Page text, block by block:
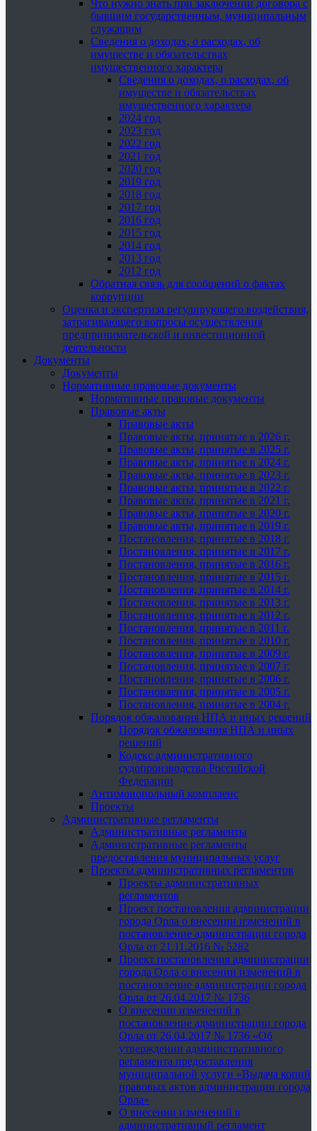
Что нужно знать при заключении договора с
бывшим государственным, муниципальным
служащим
Сведения о доходах, о расходах, об
имуществе и обязательствах
имущественного характера
Сведения о доходах, о расходах, об
имуществе и обязательствах
имущественного характера
2024 год
2023 год
2022 год
2021 год
2020 год
2019 год
2018 год
2017 год
2016 год
2015 год
2014 год
2013 год
2012 год
Обратная связь для сообщений о фактах
коррупции
Оценка и экспертиза регулирующего воздействия,
затрагивающего вопросы осуществления
предпринимательской и инвестиционной
деятельности
Документы
Документы
Нормативные правовые документы
Нормативные правовые документы
Правовые акты
Правовые акты
Правовые акты, принятые в 2026 г.
Правовые акты, принятые в 2025 г.
Правовые акты, принятые в 2024 г.
Правовые акты, принятые в 2023 г.
Правовые акты, принятые в 2022 г.
Правовые акты, принятые в 2021 г.
Правовые акты, принятые в 2020 г.
Правовые акты, принятые в 2019 г.
Постановления, принятые в 2018 г.
Постановления, принятые в 2017 г.
Постановления, принятые в 2016 г.
Постановления, принятые в 2015 г.
Постановления, принятые в 2014 г.
Постановления, принятые в 2013 г.
Постановления, принятые в 2012 г.
Постановления, принятые в 2011 г.
Постановления, принятые в 2010 г.
Постановления, принятые в 2009 г.
Постановления, принятые в 2007 г.
Постановления, принятые в 2006 г.
Постановления, принятые в 2005 г.
Постановления, принятые в 2004 г.
Порядок обжалования НПА и иных решений
Порядок обжалования НПА и иных
решений
Кодекс административного
судопроизводства Российской
Федерации
Антимонопольный комплаенс
Проекты
Административные регламенты
Административные регламенты
Административные регламенты
предоставления муниципальных услуг
Проекты административных регламентов
Проекты административных
регламентов
Проект постановления администрации
города Орла о внесении изменений в
постановление администрации города
Орла от 21.11.2016 № 5282
Проект постановления администрации
города Орла о внесении изменений в
постановление администрации города
Орла от 26.04.2017 № 1736
О внесении изменений в
постановление администрации города
Орла от 26.04.2017 № 1736 «Об
утверждении административного
регламента предоставления
муниципальной услуги «Выдача копий
правовых актов администрации города
Орла»
О внесении изменений в
административный регламент